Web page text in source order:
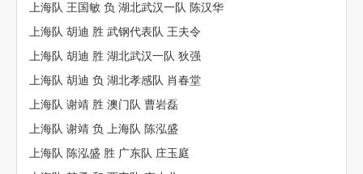
上海队 王国敏 负 湖北武汉一队 陈汉华
上海队 胡迪 胜 武钢代表队 王夫令
上海队 胡迪 胜 湖北武汉一队 狄强
上海队 胡迪 负 湖北孝感队 肖春堂
上海队 谢靖 胜 澳门队 曹岩磊
上海队 谢靖 负 上海队 陈泓盛
上海队 陈泓盛 胜 广东队 庄玉庭